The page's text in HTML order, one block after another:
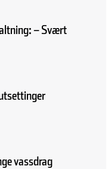
– Svært
vassdrag